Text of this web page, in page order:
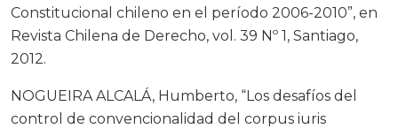
Constitucional chileno en el período 2006-2010”, en
Revista Chilena de Derecho, vol. 39 Nº 1, Santiago,
2012.
NOGUEIRA ALCALÁ, Humberto, “Los desafíos del
control de convencionalidad del corpus iuris